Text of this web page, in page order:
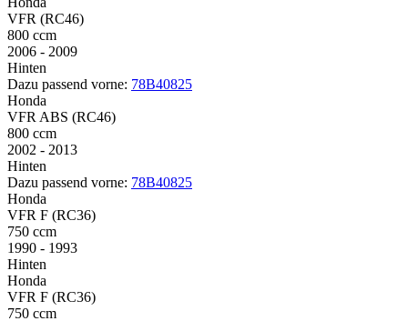
VFR (RC46)
800 ccm
2006 - 2009
Hinten
Dazu passend vorne: 78B40825
Honda
VFR ABS (RC46)
800 ccm
2002 - 2013
Hinten
Dazu passend vorne: 78B40825
Honda
VFR F (RC36)
750 ccm
1990 - 1993
Hinten
Honda
VFR F (RC36)
750 ccm